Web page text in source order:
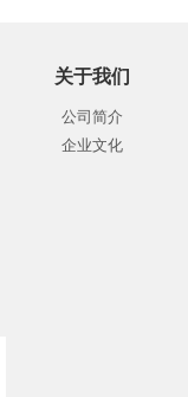
关于我们
公司简介
企业文化